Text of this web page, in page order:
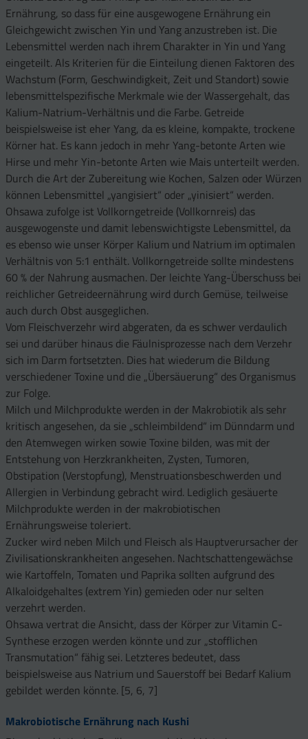
Ernährung, so dass für eine ausgewogene Ernährung ein
Gleichgewicht zwischen Yin und Yang anzustreben ist. Die
Lebensmittel werden nach ihrem Charakter in Yin und Yang
eingeteilt. Als Kriterien für die Einteilung dienen Faktoren des
Wachstum (Form, Geschwindigkeit, Zeit und Standort) sowie
lebensmittelspezifische Merkmale wie der Wassergehalt, das
Kalium-Natrium-Verhältnis und die Farbe. Getreide
beispielsweise ist eher Yang, da es kleine, kompakte, trockene
Körner hat. Es kann jedoch in mehr Yang-betonte Arten wie
Hirse und mehr Yin-betonte Arten wie Mais unterteilt werden.
Durch die Art der Zubereitung wie Kochen, Salzen oder Würzen
können Lebensmittel „yangisiert“ oder „yinisiert“ werden.
Ohsawa zufolge ist Vollkorngetreide (Vollkornreis) das
ausgewogenste und damit lebenswichtigste Lebensmittel, da
es ebenso wie unser Körper Kalium und Natrium im optimalen
Verhältnis von 5:1 enthält. Vollkorngetreide sollte mindestens
60 % der Nahrung ausmachen. Der leichte Yang-Überschuss bei
reichlicher Getreideernährung wird durch Gemüse, teilweise
auch durch Obst ausgeglichen.
Vom Fleischverzehr wird abgeraten, da es schwer verdaulich
sei und darüber hinaus die Fäulnisprozesse nach dem Verzehr
sich im Darm fortsetzten. Dies hat wiederum die Bildung
verschiedener Toxine und die „Übersäuerung“ des Organismus
zur Folge.
Milch und Milchprodukte werden in der Makrobiotik als sehr
kritisch angesehen, da sie „schleimbildend“ im Dünndarm und
den Atemwegen wirken sowie Toxine bilden, was mit der
Entstehung von Herzkrankheiten, Zysten, Tumoren,
Obstipation (Verstopfung), Menstruationsbeschwerden und
Allergien in Verbindung gebracht wird. Lediglich gesäuerte
Milchprodukte werden in der makrobiotischen
Ernährungsweise toleriert.
Zucker wird neben Milch und Fleisch als Hauptverursacher der
Zivilisationskrankheiten angesehen. Nachtschattengewächse
wie Kartoffeln, Tomaten und Paprika sollten aufgrund des
Alkaloidgehaltes (extrem Yin) gemieden oder nur selten
verzehrt werden.
Ohsawa vertrat die Ansicht, dass der Körper zur Vitamin C-
Synthese erzogen werden könnte und zur „stofflichen
Transmutation“ fähig sei. Letzteres bedeutet, dass
beispielsweise aus Natrium und Sauerstoff bei Bedarf Kalium
gebildet werden könnte. [5, 6, 7]
Makrobiotische Ernährung nach Kushi